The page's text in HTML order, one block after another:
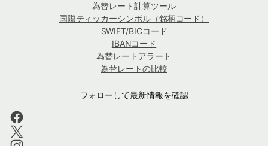
為替レート計算ツール
国際ティッカーシンボル（銘柄コード）
SWIFT/BICコード
IBANコード
為替レートアラート
為替レートの比較
フォローして最新情報を確認